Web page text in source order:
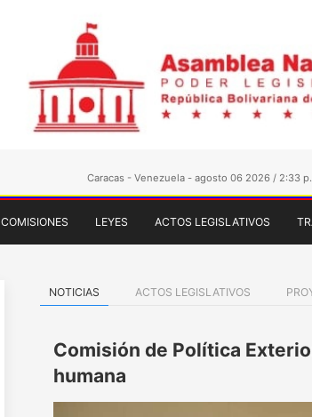
Caracas - Venezuela - agosto 06 2026 / 2:33
COMISIONES LEYES ACTOS LEGISLATIVOS
NOTICIAS ACTOS LEGISLATIVOS
Comisión de Política
humana